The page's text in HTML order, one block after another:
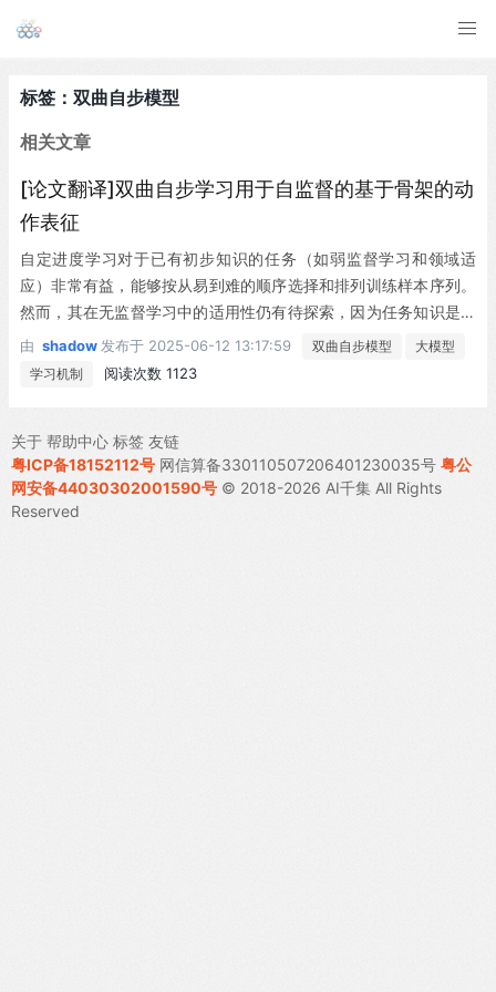
标签：双曲自步模型
相关文章
[论文翻译]双曲自步学习用于自监督的基于骨架的动
作表征
自定进度学习对于已有初步知识的任务（如弱监督学习和领域适
应）非常有益，能够按从易到难的顺序选择和排列训练样本序列。
然而，其在无监督学习中的适用性仍有待探索，因为任务知识是在
训练过程中逐渐成熟的。
由 shadow 发布于 2025-06-12 13:17:59 双曲自步模型
大模型
学习机制
阅读次数 1123
关于 帮助中心 标签 友链
粤ICP备18152112号 网信算备330110507206401230035号 粤公
网安备44030302001590号 © 2018-2026 AI千集 All Rights
Reserved